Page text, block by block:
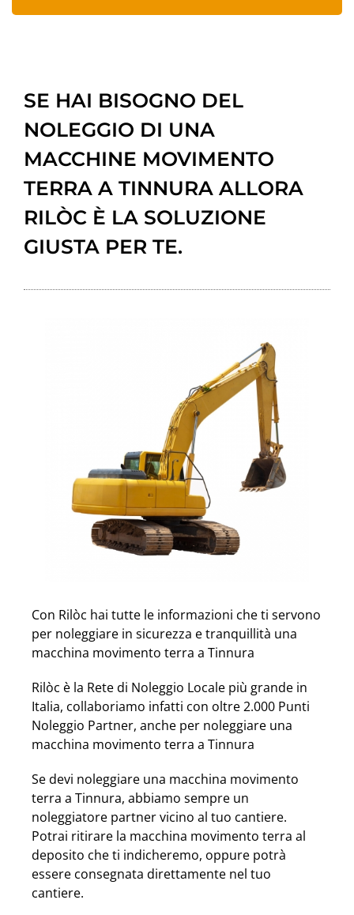
SE HAI BISOGNO DEL
NOLEGGIO DI UNA
MACCHINE MOVIMENTO
TERRA A TINNURA ALLORA
RILÒC È LA SOLUZIONE
GIUSTA PER TE.
Con Rilòc hai tutte le informazioni che ti servono
per noleggiare in sicurezza e tranquillità una
macchina movimento terra a Tinnura
Rilòc è la Rete di Noleggio Locale più grande in
Italia, collaboriamo infatti con oltre 2.000 Punti
Noleggio Partner, anche per noleggiare una
macchina movimento terra a Tinnura
Se devi noleggiare una macchina movimento
terra a Tinnura, abbiamo sempre un
noleggiatore partner vicino al tuo cantiere.
Potrai ritirare la macchina movimento terra al
deposito che ti indicheremo, oppure potrà
essere consegnata direttamente nel tuo
cantiere.